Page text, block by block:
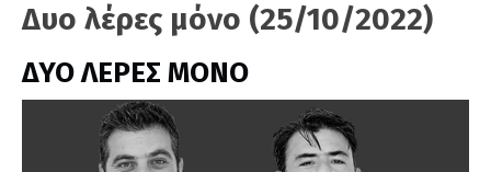
Δυο λέρες μόνο (25/10/2022)
ΔΥΟ ΛΕΡΕΣ ΜΟΝΟ